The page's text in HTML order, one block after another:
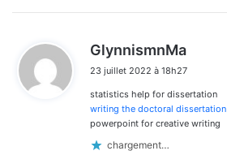
GlynnismnMa
:
23 juillet 2022 à 18h27
statistics help for dissertation
writing the doctoral dissertation
powerpoint for creative writing
chargement…